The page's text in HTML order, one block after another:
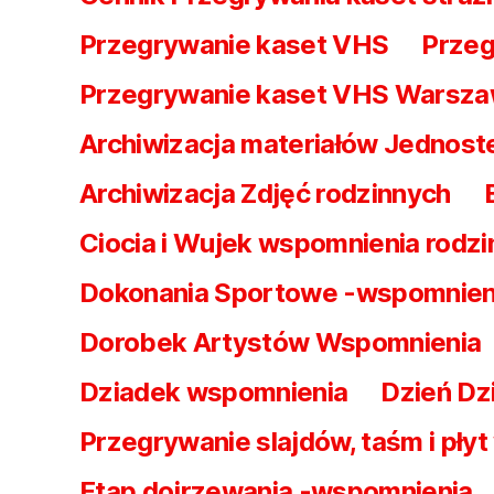
Przegrywanie kaset VHS
Przegrywanie kaset VHS
Archiwizacja materiałów
Archiwizacja Zdjęć rodzinnych
Ciocia i Wujek wspomnienia
Dokonania Sportowe -
Dorobek Artystów Wspomnienia
Dziadek wspomnienia
Dzień
Przegrywanie slajdów, taśm i